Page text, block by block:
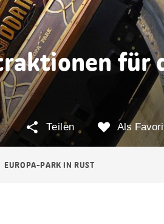
EUROPA-PARK IN RUST
für
Als
Teilen